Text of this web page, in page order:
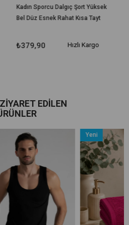
Dalgıç Şort Yüksek
Rahat Kısa Tayt
Hızlı Kargo
Kadın Deri Tayt
Bel Toparlayıcı
₺639,90
EDILEN